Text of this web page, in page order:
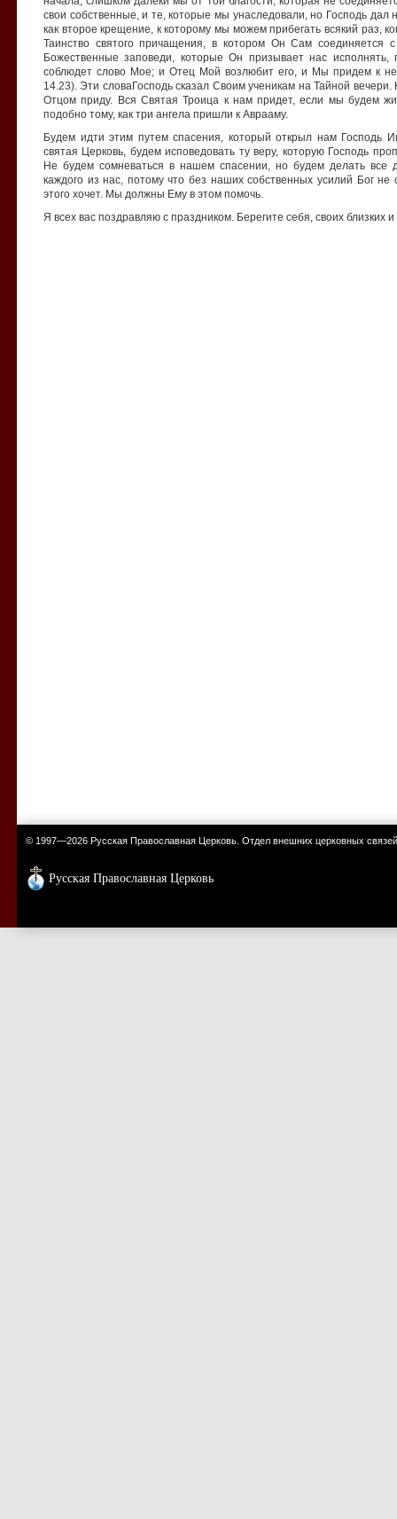
свои собственные, и те, которые мы унаследовали, но Господь дал
как второе крещение, к которому мы можем прибегать всякий раз,
Таинство святого причащения, в котором Он Сам
Божественные заповеди, которые Он призывает нас
соблюдет слово Мое; и Отец Мой возлюбит его, и Мы придем к
14.23). Эти словаГосподь сказал Своим ученикам на Тайной
Отцом приду. Вся Святая Троица к нам придет, если мы будем
подобно тому, как три ангела пришли к Аврааму.
Будем идти этим путем спасения, который открыл нам Господь
святая Церковь, будем исповедовать ту веру, которую Господь
Не будем сомневаться в нашем спасении, но будем делать все
каждого из нас, потому что без наших собственных усилий Бог
этого хочет. Мы должны Ему в этом помочь.
Я всех вас поздравляю с праздником. Берегите себя, своих близких
© 1997—2026 Русская Православная Церковь. Отдел внешних церковных связей
Русская Православная Церковь